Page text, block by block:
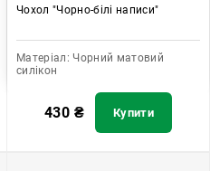
Чохол "Чорно-білі написи"
Матеріал: Чорний матовий
силікон
430 ₴ Купити